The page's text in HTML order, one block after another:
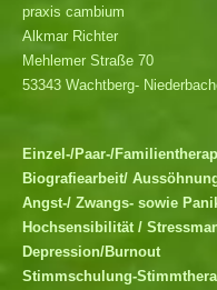
praxis cambium
Alkmar Richter
Mehlemer Straße 70
53343 Wachtberg-
Einzel-/Paar-/
Biografiearbeit/
Angst-/ Zwangs- sowie
Hochsensibilität /
Depression/Burnout
Stimmschulung-